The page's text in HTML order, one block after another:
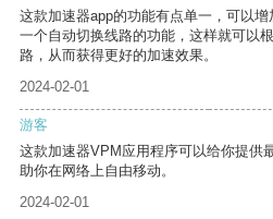
这款加速器app的功能有点单一，可以
一个自动切换线路的功能，这样就可以
路，从而获得更好的加速效果。
2024-02-01
游客
这款加速器VPM应用程序可以给你提供
助你在网络上自由移动。
2024-02-01